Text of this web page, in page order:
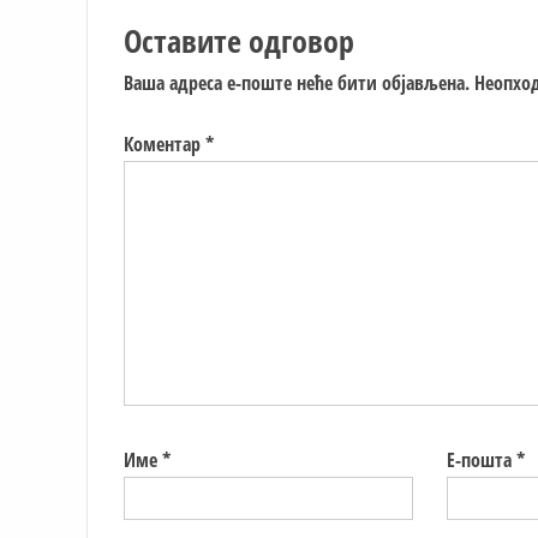
Оставите одговор
Ваша адреса е-поште неће бити објављена.
Коментар*
Име* Е-пошта*